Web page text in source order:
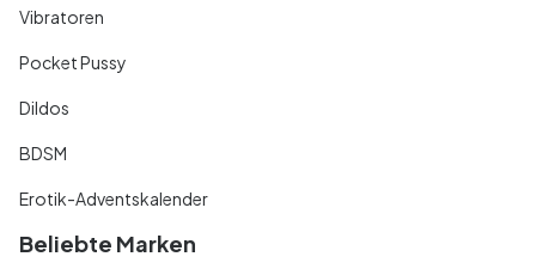
Vibratoren
Pocket Pussy
Dildos
BDSM
Erotik-Adventskalender
Beliebte Marken